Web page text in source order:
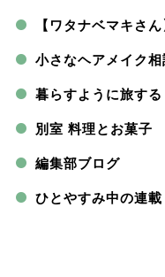
【ワタナベマキさ
小さなヘアメイク相
暮らすように旅す
別室 料理とお菓子
編集部ブログ
ひとやすみ中の連載